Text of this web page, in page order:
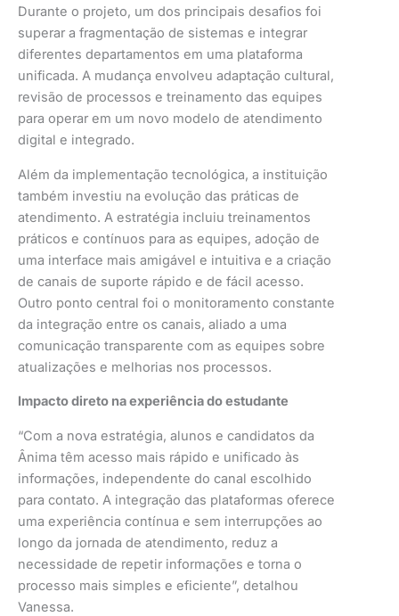
Durante o projeto, um dos principais desafios foi
superar a fragmentação de sistemas e integrar
diferentes departamentos em uma plataforma
unificada. A mudança envolveu adaptação cultural,
revisão de processos e treinamento das equipes
para operar em um novo modelo de atendimento
digital e integrado.
Além da implementação tecnológica, a instituição
também investiu na evolução das práticas de
atendimento. A estratégia incluiu treinamentos
práticos e contínuos para as equipes, adoção de
uma interface mais amigável e intuitiva e a criação
de canais de suporte rápido e de fácil acesso.
Outro ponto central foi o monitoramento constante
da integração entre os canais, aliado a uma
comunicação transparente com as equipes sobre
atualizações e melhorias nos processos.
Impacto direto na experiência do estudante
“Com a nova estratégia, alunos e candidatos da
Ânima têm acesso mais rápido e unificado às
informações, independente do canal escolhido
para contato. A integração das plataformas oferece
uma experiência contínua e sem interrupções ao
longo da jornada de atendimento, reduz a
necessidade de repetir informações e torna o
processo mais simples e eficiente”, detalhou
Vanessa.